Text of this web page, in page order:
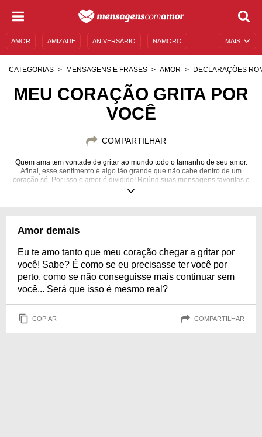
MAIS
AMOR AMIZADE ANIVERSÁRIO NAMORO
AUTOAJUDA
MENSAGENS DE ANIVERSÁRIO
CATEGORIAS MENSAGENS E FRASES AMOR DECLARAÇÕES
MEU CORAÇÃO GRITA POR
VOCÊ
COMPARTILHAR
Quem ama tem vontade de gritar ao mundo todo o tamanho de seu amor.
Afinal, esse sentimento é algo tão grande que não cabe dentro de um
coração só. Por isso o amor é dividido! Reúna suas mensagens favoritas e
compartilhe com o seu amor, demonstrando toda a sua paixão e carinho.
Amor demais
Eu te amo tanto que meu coração chegar a gritar por
você! Sabe? É como se eu precisasse ter você por
perto, como se não conseguisse mais continuar sem
você... Será que isso é mesmo real?
COPIAR COMPARTILHAR